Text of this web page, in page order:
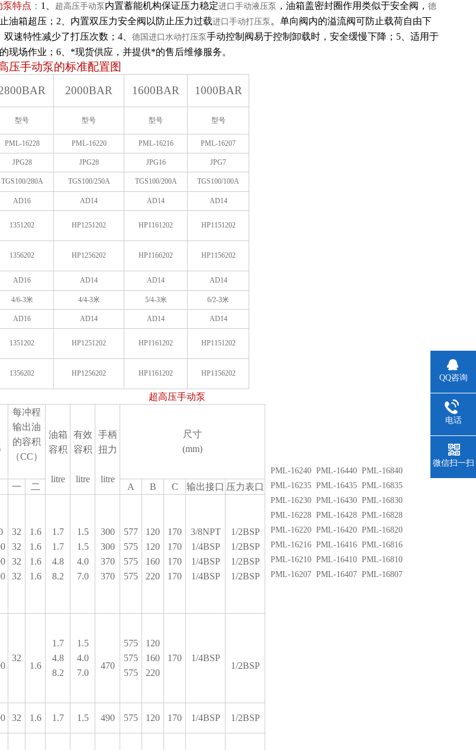
泵特点 ： 1、 超高压手动泵 内置蓄能机构保证压力稳定进口手动液压泵 ，油箱盖密封圈作用类似于安全阀， 德
油箱超压；2、内置双压力安全阀以防止压力过载进口手动打压泵 。单向阀内的溢流阀可防止载荷自由下
速特性减少了打压次数；4、 德国进口水动打压泵手动控制阀易于控制卸载时，安全缓慢下降；5、适用于
现场作业；6、*现货供应，并提供*的售后维修服务。
压手动泵的标准配置图
2000BAR 1600BAR 1000BAR
型号 型号 型号 型号
PML-16228 PML-16220 PML-16216 PML-16207
JPG28 JPG28 JPG16 JPG7
TGS100/280A TGS100/250A TGS100/200A TGS100/100A
AD16 AD14 AD14 AD14
1351202 HP1251202 HP1161202 HP1151202
1356202 HP1256202 HP1166202 HP1156202
AD16 AD14 AD14 AD14
4/6-3米 4/4-3米 5/4-3米 6/2-3米
AD16 AD14 AD14 AD14
1351202 HP1251202 HP1161202 HP1151202
1356202 HP1256202 HP1161202 HP1156202
超高压手动泵
每冲程
输出油
的容积
（CC）
油箱
容积
litre
有效
容积
litre
手柄
扭力
litre
尺寸
(mm)
一 二 A B C 输出接口 压力表口
32
32
32
32
1.6
1.6
1.6
1.6
1.7
1.7
4.8
8.2
1.5
1.5
4.0
7.0
300
300
370
370
577
575
575
575
120
120
160
220
170
170
170
170
3/8NPT
1/4BSP
1/4BSP
1/4BSP
1/2BSP
1/2BSP
1/2BSP
1/2BSP
32
1.6
1.7
4.8
8.2
1.5
4.0
7.0
470
575
575
575
120
160
220
170 1/4BSP
1/2BSP
32 1.6 1.7 1.5 490 575 120 170 1/4BSP 1/2BSP
PML-16240 PML-16440 PML-16840
PML-16235 PML-16435 PML-16835
PML-16230 PML-16430 PML-16830
PML-16228 PML-16428 PML-16828
PML-16220 PML-16420 PML-16820
PML-16216 PML-16416 PML-16816
PML-16210 PML-16410 PML-16810
PML-16207 PML-16407 PML-16807
QQ咨询
电话
微信扫一扫